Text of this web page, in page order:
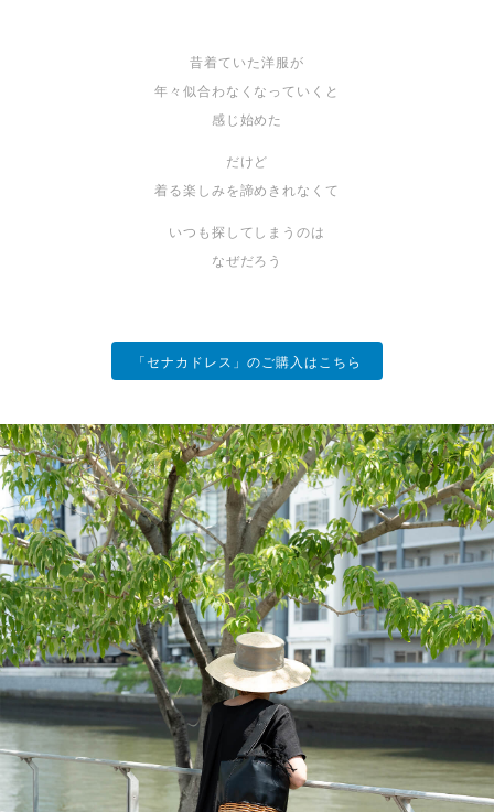
昔着ていた洋服が
年々似合わなくなっていくと
感じ始めた
だけど
着る楽しみを諦めきれなくて
いつも探してしまうのは
なぜだろう
「セナカドレス」のご購入はこちら